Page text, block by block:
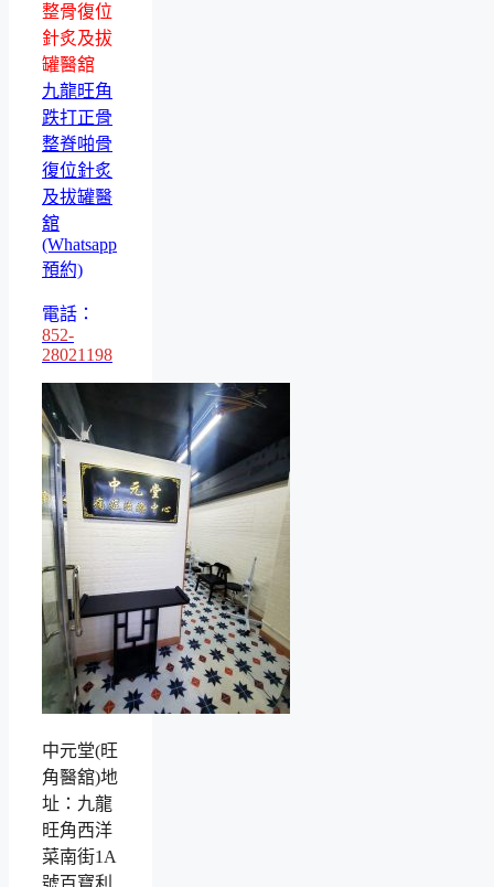
整骨復位
針炙及拔
罐醫舘
九龍旺角
跌打正骨
整脊啪骨
復位針炙
及拔罐醫
舘
(Whatsapp
預約)
電話：
852-
28021198
中元堂(旺
角醫舘)地
址：九龍
旺角西洋
菜南街1A
號百寶利